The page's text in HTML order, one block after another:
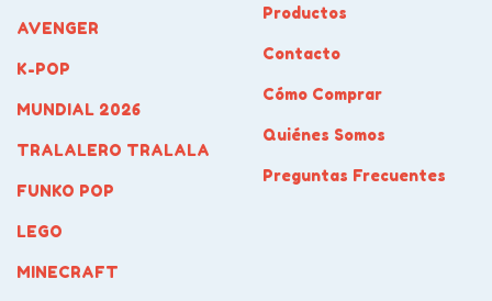
AVENGER
K-POP
MUNDIAL 2026
TRALALERO TRALALA
FUNKO POP
LEGO
MINECRAFT
Productos
Contacto
Cómo Comprar
Quiénes Somos
Preguntas Frecuentes